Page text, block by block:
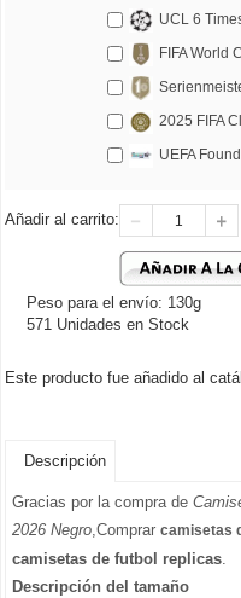
UCL 6
FIFA World
2025 FIFA
UEFA
Añadir al carrito:
Peso para el envío: 130g
571 Unidades en Stock
Este producto fue añadido al
Descripción
Gracias por la compra de
2026 Negro,Comprar camisetas
camisetas de futbol replicas.
Descripción del tamaño